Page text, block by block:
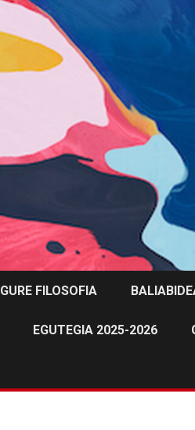
GURE FILOSOFIA
EGUTEGIA 2025-2026